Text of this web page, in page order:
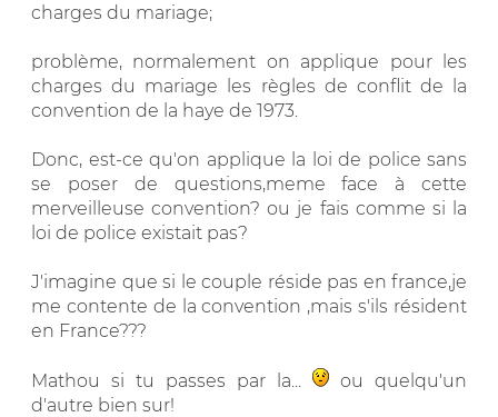
charges du mariage;
problème, normalement on applique pour les
charges du mariage les règles de conflit de la
convention de la haye de 1973.
Donc, est-ce qu'on applique la loi de police sans
se poser de questions,meme face à cette
merveilleuse convention? ou je fais comme si la
loi de police existait pas?
J'imagine que si le couple réside pas en france,je
me contente de la convention ,mais s'ils résident
en France???
Mathou si tu passes par la...
ou quelqu'un
d'autre bien sur!